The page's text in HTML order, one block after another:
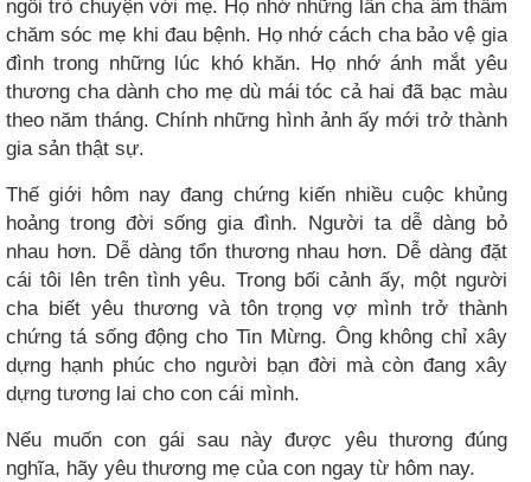
ngồi trò chuyện với mẹ. Họ nhớ những lần cha âm thầm
chăm sóc mẹ khi đau bệnh. Họ nhớ cách cha bảo vệ gia
đình trong những lúc khó khăn. Họ nhớ ánh mắt yêu
thương cha dành cho mẹ dù mái tóc cả hai đã bạc màu
theo năm tháng. Chính những hình ảnh ấy mới trở thành
gia sản thật sự.
Thế giới hôm nay đang chứng kiến nhiều cuộc khủng
hoảng trong đời sống gia đình. Người ta dễ dàng bỏ
nhau hơn. Dễ dàng tổn thương nhau hơn. Dễ dàng đặt
cái tôi lên trên tình yêu. Trong bối cảnh ấy, một người
cha biết yêu thương và tôn trọng vợ mình trở thành
chứng tá sống động cho Tin Mừng. Ông không chỉ xây
dựng hạnh phúc cho người bạn đời mà còn đang xây
dựng tương lai cho con cái mình.
Nếu muốn con gái sau này được yêu thương đúng
nghĩa, hãy yêu thương mẹ của con ngay từ hôm nay.